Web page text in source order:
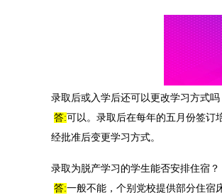
录取后或入学后还可以更改学习方式吗
答:可以。录取后在每年的五月份签订
经批准后变更学习方式。
录取为脱产学习的学生能否安排住宿？
答:一般不能，个别党校提供部分住宿